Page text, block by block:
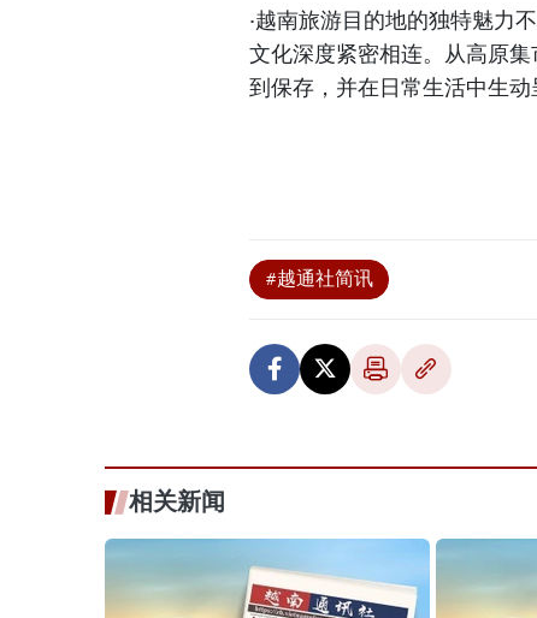
·越南旅游目的地的独特魅力
文化深度紧密相连。从高原
到保存，并在日常生活中生动
#越通社简讯
相关新闻